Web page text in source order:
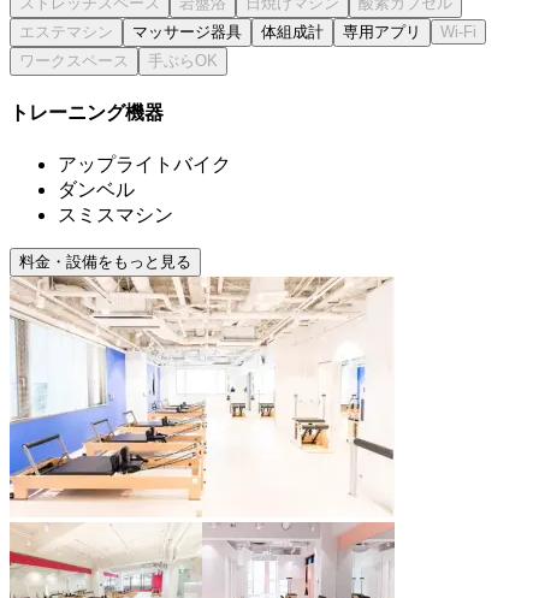
マッサージ器具 体組成計 専用アプリ
トレーニング機器
アップライトバイク
ダンベル
スミスマシン
料金・設備をもっと見る